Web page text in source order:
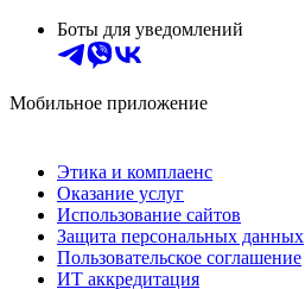
Боты для уведомлений
Мобильное приложение
Этика и комплаенс
Оказание услуг
Использование сайтов
Защита персональных данных
Пользовательское соглашение
ИТ аккредитация